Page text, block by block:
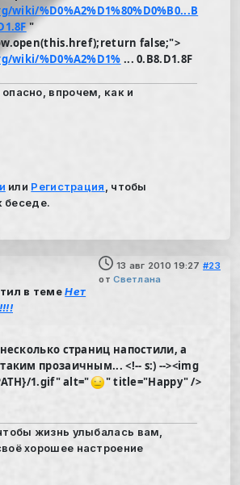
%D0%A2%D1%80%D0%B0...B
"
false;">
wiki/%D0%A2%D1% ... 0.B8.D1.8F
впрочем, как и
или Регистрация
, чтобы
беседе.
13 авг 2010 19:27 #23
отСветлана
в темеНет
страниц напостили, а
прозаичным... <!-- s:) --><img
1.gif" alt="
" title="Happy" />
жизнь улыбалась вам,
хорошее настроение